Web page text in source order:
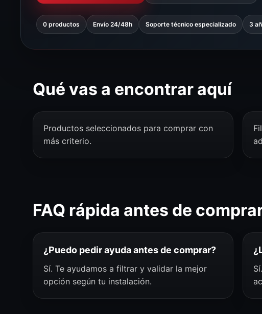
0 productos Envío 24/48h Soporte técnico especializado 3
Qué vas a encontrar aquí
Productos seleccionados para comprar con
más criterio.
FAQ rápida antes de
¿Puedo pedir ayuda antes de comprar?
Sí. Te ayudamos a filtrar y validar la mejor
opción según tu instalación.